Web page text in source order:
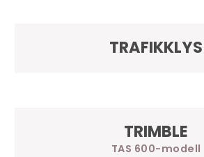
TRAFIKKLYS
TRIMBLE
TAS 600